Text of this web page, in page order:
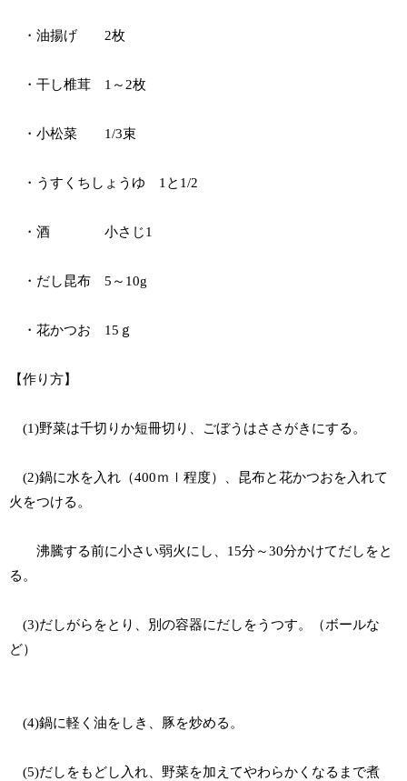
・油揚げ 2枚
・干し椎茸 1～2枚
・小松菜 1/3束
・うすくちしょうゆ 1と1/2
・酒 小さじ1
・だし昆布 5～10g
・花かつお 15ｇ
【作り方】
(1)野菜は千切りか短冊切り、ごぼうはささがきにする。
(2)鍋に水を入れ（400ｍｌ程度）、昆布と花かつおを入れて
火をつける。
沸騰する前に小さい弱火にし、15分～30分かけてだしをと
る。
(3)だしがらをとり、別の容器にだしをうつす。（ボールな
ど）
(4)鍋に軽く油をしき、豚を炒める。
(5)だしをもどし入れ、野菜を加えてやわらかくなるまで煮